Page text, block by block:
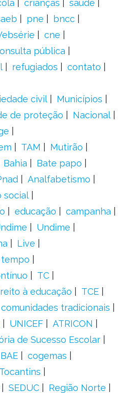
crianças
saúde
pne
bncc
cne
pública
refugiados
contato
civil
Municípios
de proteção
Nacional
TAM
Mutirão
Bahia
Bate papo
Analfabetismo
social
educação
campanha
Undime
Live
TC
à educação
TCE
comunidades tradicionais
UNICEF
ATRICON
de Sucesso Escolar
BAE
cogemas
Tocantins
SEDUC
Região Norte